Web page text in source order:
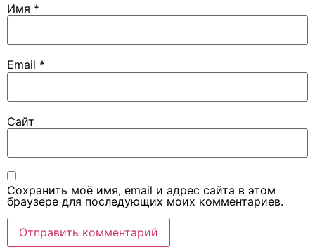
Имя *
Email *
Сайт
Сохранить моё имя, email и адрес сайта в этом
браузере для последующих моих комментариев.